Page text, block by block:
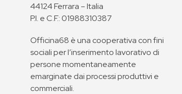
44124 Ferrara – Italia
P.I. e C.F.: 01988310387
Officina68 è una cooperativa con fini
sociali per l’inserimento lavorativo di
persone momentaneamente
emarginate dai processi produttivi e
commerciali.